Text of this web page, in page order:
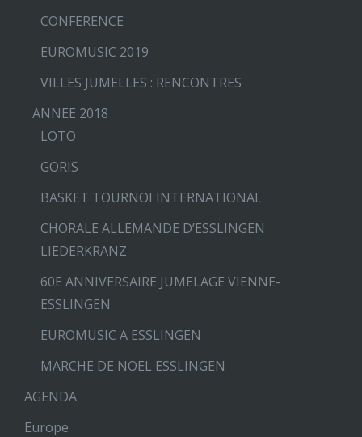
CONFERENCE
EUROMUSIC 2019
VILLES JUMELLES : RENCONTRES
ANNEE 2018
LOTO
GORIS
BASKET TOURNOI INTERNATIONAL
CHORALE ALLEMANDE D’ESSLINGEN
LIEDERKRANZ
60E ANNIVERSAIRE JUMELAGE VIENNE-
ESSLINGEN
EUROMUSIC A ESSLINGEN
MARCHE DE NOEL ESSLINGEN
AGENDA
Europe